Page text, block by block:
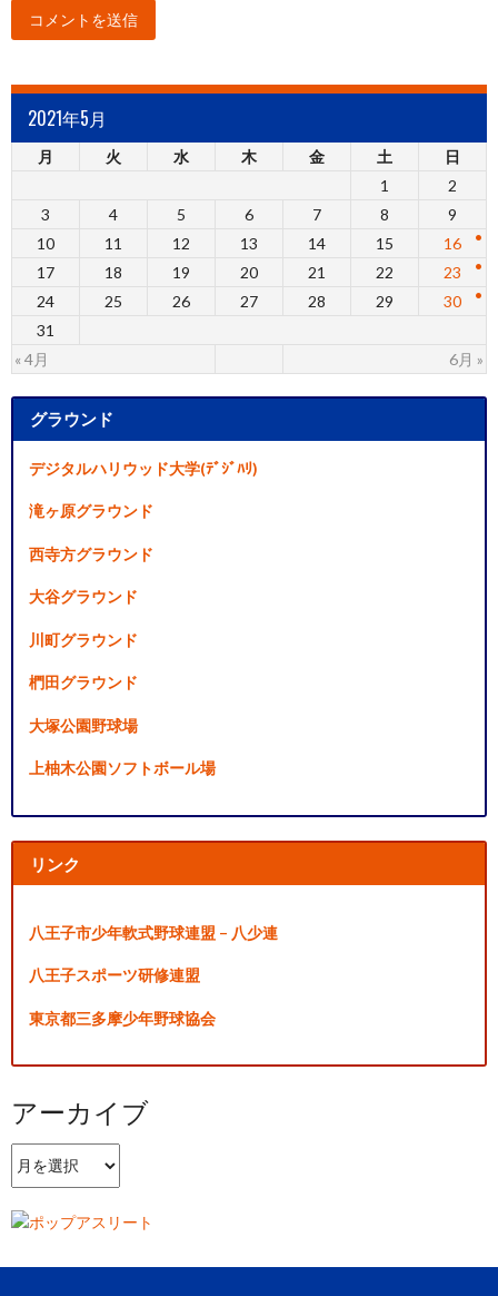
2021年5月
月 火 水 木 金 土 日
« 4月 6月 »
1
2
3
4 5 6 7 8
9
10
11 12 13 14 15
16
17
18 19 20 21 22
23
24
25 26 27 28 29
30
31
グラウンド
デジタルハリウッド大学(ﾃﾞｼﾞﾊﾘ)
滝ヶ原グラウンド
西寺方グラウンド
大谷グラウンド
川町グラウンド
椚田グラウンド
大塚公園野球場
上柚木公園ソフトボール場
リンク
八王子市少年軟式野球連盟 – 八少連
八王子スポーツ研修連盟
東京都三多摩少年野球協会
アーカイブ
ー
イ